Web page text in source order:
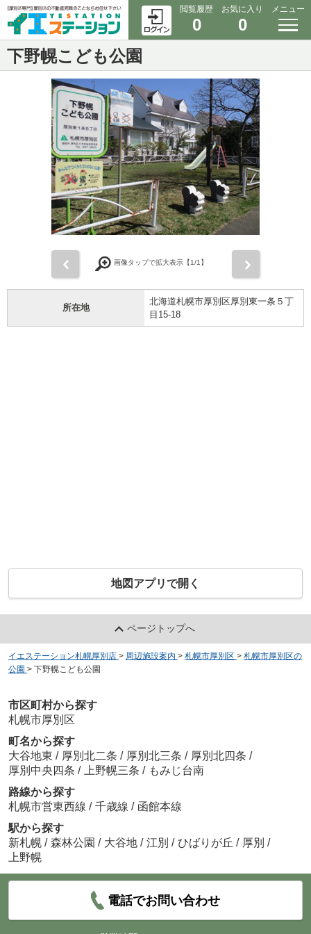
閲覧履歴
0
お気に入り
0
メニュー
下野幌こども公園
画像タップで拡大表示【1/1】
所在地
北海道札幌市厚別区厚別東一条５丁
目15-18
地図アプリで開く
ページトップへ
イエステーション札幌厚別店 > 周辺施設案内 > 札幌市厚別区 > 札幌市厚別区の
公園 > 下野幌こども公園
市区町村から探す
札幌市厚別区
町名から探す
大谷地東 / 厚別北二条 / 厚別北三条 / 厚別北四条 /
厚別中央四条 / 上野幌三条 / もみじ台南
路線から探す
札幌市営東西線 / 千歳線 / 函館本線
駅から探す
新札幌 / 森林公園 / 大谷地 / 江別 / ひばりが丘 / 厚別 /
上野幌
電話でお問い合わせ